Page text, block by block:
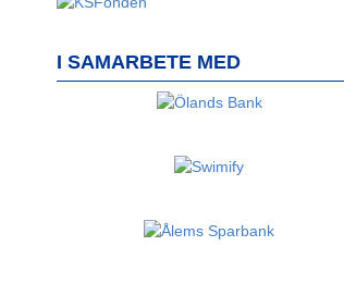
I SAMARBETE MED